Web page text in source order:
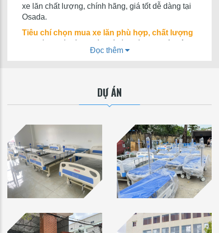
xe lăn chất lượng, chính hãng, giá tốt dễ dàng tại
Osada.
Tiêu chí chọn mua xe lăn phù hợp, chất lượng
thể vận động được nhiều, hoặc người bị liệt chân,
khiển, sẽ thích hợp cho người già khó vận động,
bệnh nhân đang trong quá trình hồi phục sức
hợp kim nhôm bởi đây là loại khung chất lượng
nhất, nhẹ, bền mà giá thành lại phù hợp với đại đa
số các gia đình. Bên cạnh đó, bạn có thể chọn
những chất liệu bằng chất liệu sợi carbon hoặc
titan, vật liệu này có gần như tất cả các ưu điểm
cần thiết của một bộ khung cao cấp như sự ổn
định cứng cáp, bền lâu
bạn nên kiểm tra kỹ các thông số kích thước của
người bệnh cũng như của xe lăn. Sao cho người
Đọc thêm
DỰ ÁN